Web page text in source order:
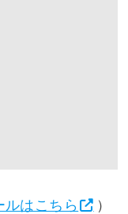
ルはこちら
）